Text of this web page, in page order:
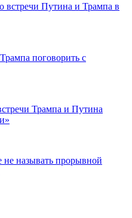
встречи Путина и Трампа в
поговорить с
Трампа и Путина
не называть прорывной